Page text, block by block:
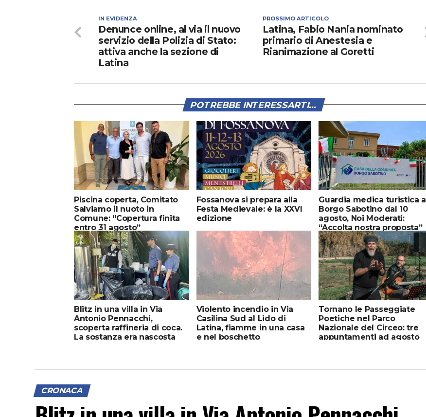
PROSSIMO ARTICOLO
Latina, Fabio Nania nominato
primario di Anestesia e
Rianimazione al Goretti
IN EVIDENZA
Denunce online, al via il nuovo
servizio della Polizia di Stato:
attiva anche la sezione di
Latina
POTREBBE INTERESSARTI...
Piscina coperta, Comitato
Salviamo il nuoto in
Comune: “Copertura finita
entro 31 agosto”
Fossanova si prepara alla
Festa Medievale: è la XXVI
edizione
Guardia medica turistica a
Borgo Sabotino dal 10
agosto, Noi Moderati:
“Accolta nostra proposta”
Blitz in una villa in Via
Antonio Pennacchi,
scoperta raffineria di coca.
La sostanza era nascosta
Violento incendio in Via
Casilina Sud al Lido di
Latina, fiamme in una casa
e nel boschetto
Tornano le Passeggiate
Poetiche nel Parco
Nazionale del Circeo: tre
appuntamenti ad agosto
CRONACA